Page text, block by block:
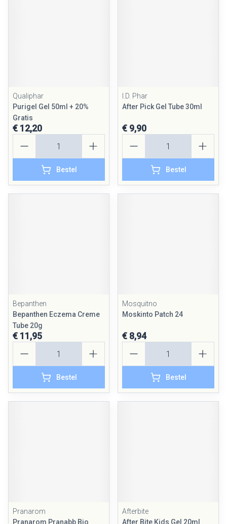
Qualiphar
Purigel Gel 50ml + 20%
Gratis
€ 12,20
Bestel
I.D. Phar
After Pick Gel Tube 30ml
€ 9,90
Bestel
Bepanthen
Bepanthen Eczema Creme
Tube 20g
€ 11,95
Bestel
Mosquitno
Moskinto Patch 24
€ 8,94
Bestel
Pranarom
Pranarom Pranabb Bio
Afterbite
After Bite Kids Gel 20ml